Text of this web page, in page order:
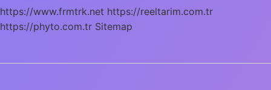
https://www.frmtrk.net https://reeltarim.com.tr
https://phyto.com.tr Sitemap